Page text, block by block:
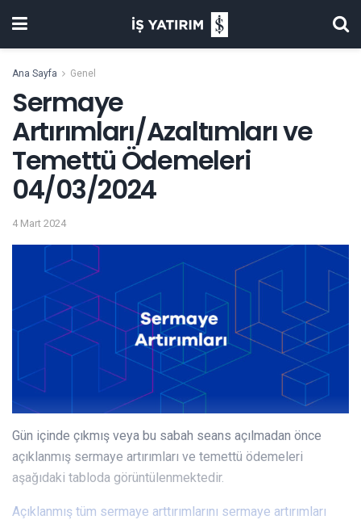
Ana Sayfa Genel
Sermaye
Artırımları/Azaltımları ve
Temettü Ödemeleri
04/03/2024
4 Mart 2024
Gün içinde çıkmış veya bu sabah seans açılmadan önce
açıklanmış sermaye artırımları ve temettü ödemeleri
aşağıdaki tabloda görüntülenmektedir.
Açıklanmış tüm sermaye arttırımlarını sermaye artırımları